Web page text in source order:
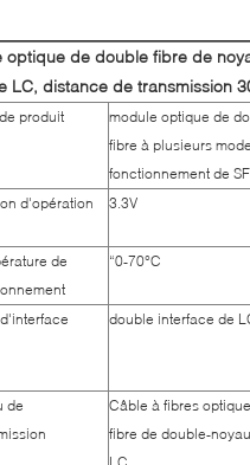
optique de double fibre de
LC, distance de transmission
produit
module optique de
fibre à plusieurs
fonctionnement de
d'opération 3.3V
de
“0-70°C
double interface de
de
Câble à fibres
fibre de double-